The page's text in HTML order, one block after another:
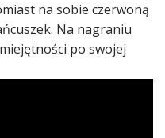
na sobie czerwoną
Na nagraniu
po swojej